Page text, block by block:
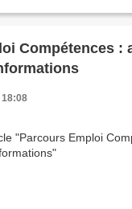
Compétences :
18:08